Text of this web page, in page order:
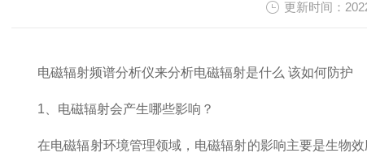
更新时间：
电磁辐射频谱分析仪来分析电磁辐射是什么 该如何防护
1、电磁辐射会产生哪些影响？
在电磁辐射环境管理领域，电磁辐射的影响主要是生物效